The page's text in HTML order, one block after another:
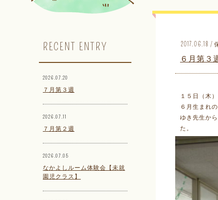
RECENT ENTRY
2026.07.20
７月第３週
2026.07.11
７月第２週
2026.07.05
なかよしルーム体験会【未就
園児クラス】
2017.06.18 /
６月第３
１５日（木）
６月生まれ
ゆき先生か
た。